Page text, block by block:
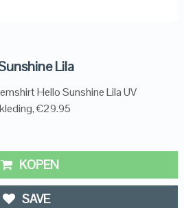
Lila
Hello Sunshine Lila UV
€29.95
KOPEN
SAVE